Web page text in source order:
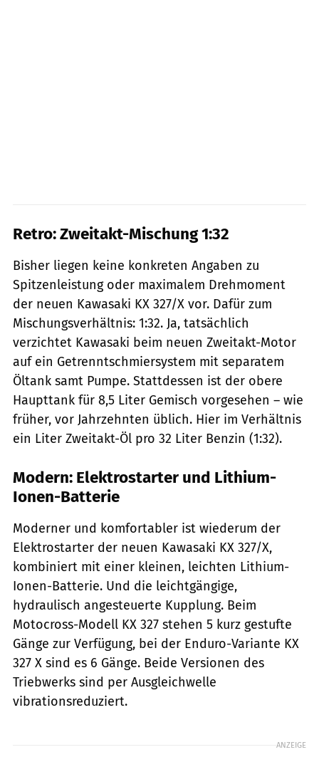
Retro: Zweitakt-Mischung 1:32
Bisher liegen keine konkreten Angaben zu
Spitzenleistung oder maximalem Drehmoment
der neuen Kawasaki KX 327/X vor. Dafür zum
Mischungsverhältnis: 1:32. Ja, tatsächlich
verzichtet Kawasaki beim neuen Zweitakt-Motor
auf ein Getrenntschmiersystem mit separatem
Öltank samt Pumpe. Stattdessen ist der obere
Haupttank für 8,5 Liter Gemisch vorgesehen – wie
früher, vor Jahrzehnten üblich. Hier im Verhältnis
ein Liter Zweitakt-Öl pro 32 Liter Benzin (1:32).
Modern: Elektrostarter und Lithium-
Ionen-Batterie
Moderner und komfortabler ist wiederum der
Elektrostarter der neuen Kawasaki KX 327/X,
kombiniert mit einer kleinen, leichten Lithium-
Ionen-Batterie. Und die leichtgängige,
hydraulisch angesteuerte Kupplung. Beim
Motocross-Modell KX 327 stehen 5 kurz gestufte
Gänge zur Verfügung, bei der Enduro-Variante KX
327 X sind es 6 Gänge. Beide Versionen des
Triebwerks sind per Ausgleichwelle
vibrationsreduziert.
ANZEIGE